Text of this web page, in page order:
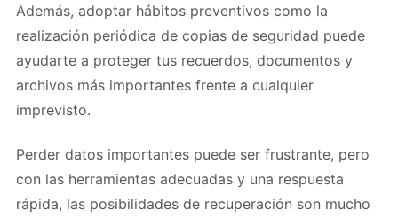
Además, adoptar hábitos preventivos como la
realización periódica de copias de seguridad puede
ayudarte a proteger tus recuerdos, documentos y
archivos más importantes frente a cualquier
imprevisto.
Perder datos importantes puede ser frustrante, pero
con las herramientas adecuadas y una respuesta
rápida, las posibilidades de recuperación son mucho